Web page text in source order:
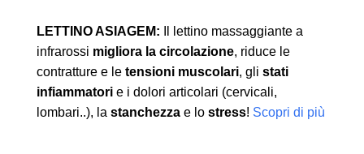
LETTINO ASIAGEM:
Il lettino massaggiante a
infrarossi migliora la circolazione, riduce le
contratture e le tensioni muscolari, gli stati
infiammatori e i dolori articolari (cervicali,
lombari..), la stanchezzae lo stress! Scopri di più